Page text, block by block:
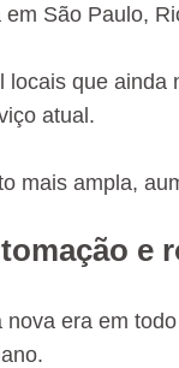
São Paulo,
locais que
atual.
mais ampla,
e
era em